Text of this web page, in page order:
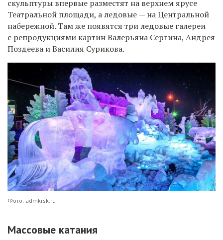
скульптуры впервые разместят на верхнем ярусе
Театральной площади, а ледовые — на Центральной
набережной. Там же появятся три ледовые галереи
с репродукциями картин Валерьяна Сергина, Андрея
Поздеева и Василия Сурикова.
Фото: admkrsk.ru
Массовые катания